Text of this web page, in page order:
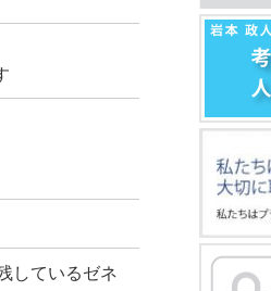
しているゼネ